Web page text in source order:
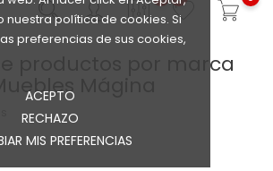
política de cookies. Si
preferencias de sus cookies,
ACEPTO
RECHAZO
MIS PREFERENCIAS
productos por marca
Muebles Mágina